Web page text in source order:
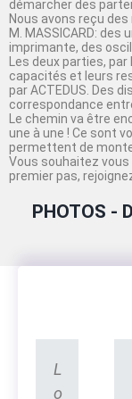
démarcher des
Nous avons reçu
M. MASSICARD:
imprimante, des
Les deux parties,
capacités et leurs
par ACTEDUS. Des
correspondance
Le chemin va être
une à une ! Ce sont
permettent de
Vous souhaitez
premier pas,
PHOTOS -
L
o